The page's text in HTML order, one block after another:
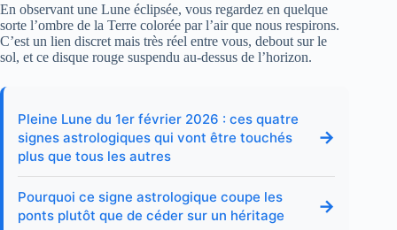
En observant une Lune éclipsée, vous regardez en quelque
sorte l’ombre de la Terre colorée par l’air que nous respirons.
C’est un lien discret mais très réel entre vous, debout sur le
sol, et ce disque rouge suspendu au-dessus de l’horizon.
Pleine Lune du 1er février 2026 : ces quatre
signes astrologiques qui vont être touchés
plus que tous les autres
→
Pourquoi ce signe astrologique coupe les
ponts plutôt que de céder sur un héritage
→